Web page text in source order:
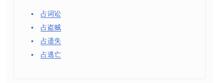
占词讼
占盗贼
占遗失
占逃亡